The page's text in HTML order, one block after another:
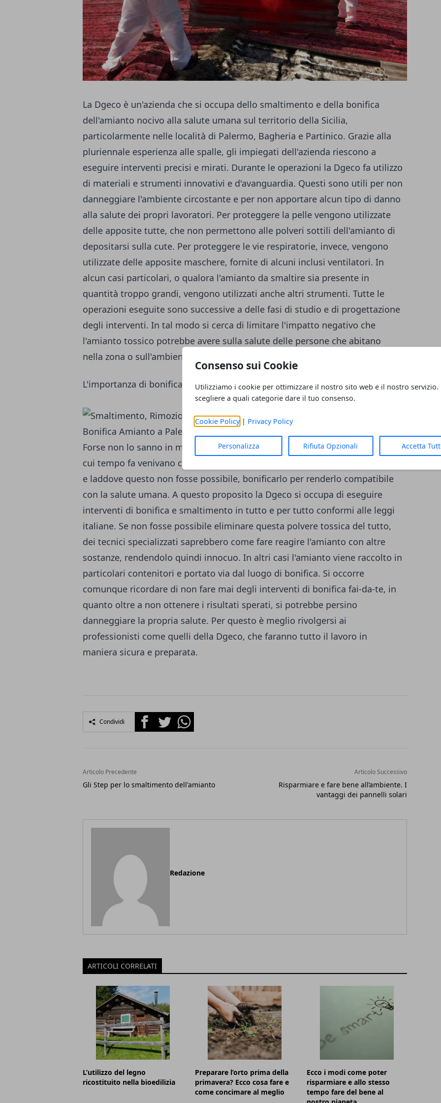
Consenso sui Cookie
Utilizziamo i cookie per ottimizzare il nostro sito web e il nostro servizio.
scegliere a quali categorie dare il tuo consenso.
Cookie Policy| Privacy Policy
Personalizza Rifiuta Opzionali Accetta
La Dgeco è un'azienda che si occupa dello smaltimento e della bonifica
dell'amianto nocivo alla salute umana sul territorio della Sicilia,
particolarmente nelle località di Palermo, Bagheria e Partinico. Grazie alla
pluriennale esperienza alle spalle, gli impiegati dell'azienda riescono a
eseguire interventi precisi e mirati. Durante le operazioni la Dgeco fa utilizzo
di materiali e strumenti innovativi e d'avanguardia. Questi sono utili per non
danneggiare l'ambiente circostante e per non apportare alcun tipo di danno
alla salute dei propri lavoratori. Per proteggere la pelle vengono utilizzate
delle apposite tutte, che non permettono alle polveri sottili dell'amianto di
depositarsi sulla cute. Per proteggere le vie respiratorie, invece, vengono
utilizzate delle apposite maschere, fornite di alcuni inclusi ventilatori. In
alcun casi particolari, o qualora l'amianto da smaltire sia presente in
quantità troppo grandi, vengono utilizzati anche altri strumenti. Tutte le
operazioni eseguite sono successive a delle fasi di studio e di progettazione
degli interventi. In tal modo si cerca di limitare l'impatto negativo che
l'amianto tossico potrebbe avere sulla salute delle persone che abitano
nella zona o sull'ambiente circostante.
L'importanza di bonificare l'amianto
Forse non lo sanno in molti, ma l'amianto è un materiale cancerogeno con
cui tempo fa venivano costruite le case.
e laddove questo non fosse possibile, bonificarlo per renderlo compatibile
con la salute umana. A questo proposito la Dgeco si occupa di eseguire
interventi di bonifica e smaltimento in tutto e per tutto conformi alle leggi
italiane. Se non fosse possibile eliminare questa polvere tossica del tutto,
dei tecnici specializzati saprebbero come fare reagire l'amianto con altre
sostanze, rendendolo quindi innocuo. In altri casi l'amianto viene raccolto in
particolari contenitori e portato via dal luogo di bonifica. Si occorre
comunque ricordare di non fare mai degli interventi di bonifica fai-da-te, in
quanto oltre a non ottenere i risultati sperati, si potrebbe persino
danneggiare la propria salute. Per questo è meglio rivolgersi ai
professionisti come quelli della Dgeco, che faranno tutto il lavoro in
maniera sicura e preparata.
Condividi FacebookTwitterWhatsapp
Articolo Precedente
Gli Step per lo smaltimento dell'amianto
Articolo Successivo
Risparmiare e fare bene all’ambiente. I
vantaggi dei pannelli solari
Redazione
ARTICOLI CORRELATI
L’utilizzo del legno
ricostituito nella bioedilizia
Preparare l’orto prima della
primavera? Ecco cosa fare e
come concimare al meglio
Ecco i modi come poter
risparmiare e allo stesso
tempo fare del bene al